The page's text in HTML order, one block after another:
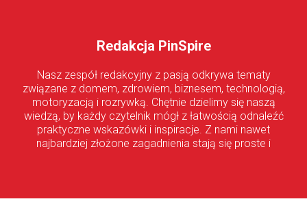
Redakcja PinSpire
Nasz zespół redakcyjny z pasją odkrywa tematy
związane z domem, zdrowiem, biznesem, technologią,
motoryzacją i rozrywką. Chętnie dzielimy się naszą
wiedzą, by każdy czytelnik mógł z łatwością odnaleźć
praktyczne wskazówki i inspiracje. Z nami nawet
najbardziej złożone zagadnienia stają się proste i